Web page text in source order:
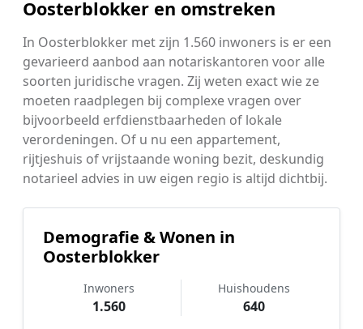
Oosterblokker en omstreken
In Oosterblokker met zijn 1.560 inwoners is er een
gevarieerd aanbod aan notariskantoren voor alle
soorten juridische vragen. Zij weten exact wie ze
moeten raadplegen bij complexe vragen over
bijvoorbeeld erfdienstbaarheden of lokale
verordeningen. Of u nu een appartement,
rijtjeshuis of vrijstaande woning bezit, deskundig
notarieel advies in uw eigen regio is altijd dichtbij.
Demografie & Wonen in
Oosterblokker
Inwoners
1.560
Huishoudens
640